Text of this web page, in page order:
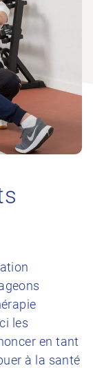
les
en tant
à la santé